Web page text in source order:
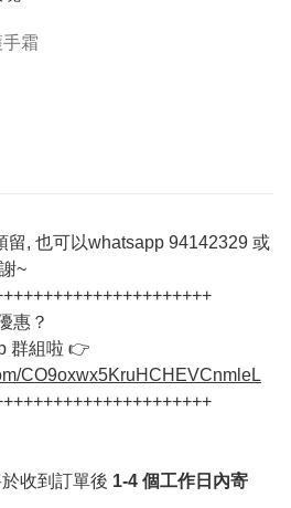
霜
留, 也可以whatsapp 94142329 或
~
惠？
群組啦 👉
CO9oxwx5KruHCHEVCnmleL
收到訂單後 1-4 個工作日內寄